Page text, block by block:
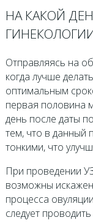
НА КАКОЙ
Отправляясь на
когда лучше
оптимальным
первая половина
день после даты
тем, что в данный
тонкими, что
При проведении
возможны
процесса
следует